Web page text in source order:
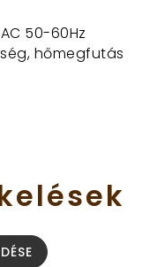
50-60Hz
hőmegfutás